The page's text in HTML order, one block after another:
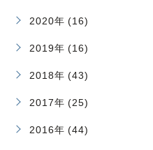
2020年 (16)
2019年 (16)
2018年 (43)
2017年 (25)
2016年 (44)